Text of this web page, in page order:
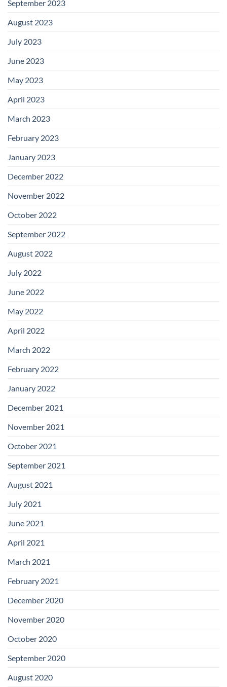
September 2023
August 2023
July 2023
June 2023
May 2023
April 2023
March 2023
February 2023
January 2023
December 2022
November 2022
October 2022
September 2022
August 2022
July 2022
June 2022
May 2022
April 2022
March 2022
February 2022
January 2022
December 2021
November 2021
October 2021
September 2021
August 2021
July 2021
June 2021
April 2021
March 2021
February 2021
December 2020
November 2020
October 2020
September 2020
August 2020